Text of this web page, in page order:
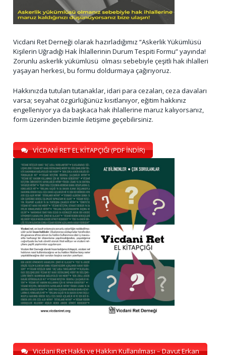
Vicdani Ret Derneği olarak hazırladığımız “Askerlik Yükümlüsü
Kişilerin Uğradığı Hak İhlallerinin Durum Tespiti Formu” yayında!
Zorunlu askerlik yükümlüsü olması sebebiyle çeşitli hak ihlalleri
yaşayan herkesi, bu formu doldurmaya çağırıyoruz.
Hakkınızda tutulan tutanaklar, idari para cezaları, ceza davaları
varsa; seyahat özgürlüğünüz kısıtlanıyor, eğitim hakkınız
engelleniyor ya da başkaca hak ihlallerine maruz kalıyorsanız,
form üzerinden bizimle iletişime geçebilirsiniz.
VİCDANİ RET EL KİTAPÇIĞI (PDF İNDİR)
Vicdani Ret Hakkı ve Hakkın Kullanılması – Davut Erkan